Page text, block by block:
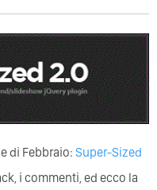
di Febbraio: Super-Sized
i commenti, ed ecco la